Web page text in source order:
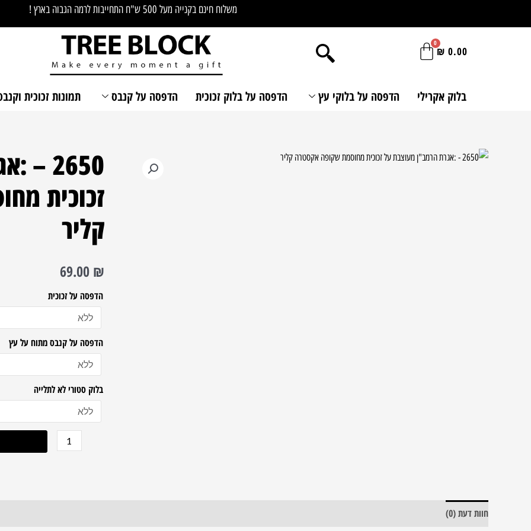
לתוכן
משלוח חינם בקנייה מעל 500 ש"ח התחייבות לרמה הגבוה בארץ !
0.00
₪
בלוק אקרילי הדפסה על בלוקי עץ הדפסה על בלוק זכוכית הדפסה על קנבס תמונות זכוכית
זכוכית
קליר
69.00 ₪
הדפסה על זכוכית
הדפסה על קנבס מתוח על עץ
בלוק סטורי לא לתלייה
כמות
של
2650
:אגרת
הרמב"ן
על
זכוכית
מחוסמת
שקופה
אקסטרה
קליר
חוות דעת (0)